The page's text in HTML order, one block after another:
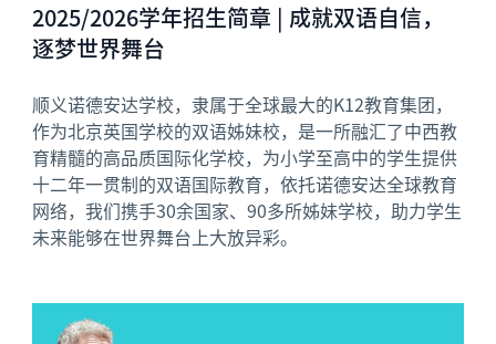
2025/2026学年招生简章 | 成就双语自信，
逐梦世界舞台
顺义诺德安达学校，隶属于全球最大的K12教育集团，
作为北京英国学校的双语姊妹校，是一所融汇了中西教
育精髓的高品质国际化学校，为小学至高中的学生提供
十二年一贯制的双语国际教育，依托诺德安达全球教育
网络，我们携手30余国家、90多所姊妹学校，助力学生
未来能够在世界舞台上大放异彩。
News image